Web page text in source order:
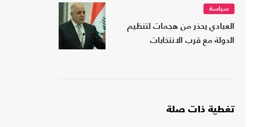
سياسة
العبادي يحذر من هجمات لتنظيم
الدولة مع قرب الانتخابات
تغطية ذات صلة